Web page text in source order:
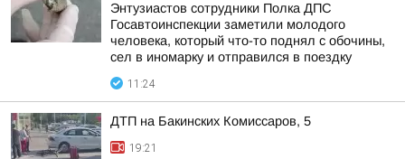
Энтузиастов сотрудники Полка ДПС
Госавтоинспекции заметили молодого
человека, который что-то поднял с обочины,
сел в иномарку и отправился в поездку
11:24
ДТП на Бакинских Комиссаров, 5
19:21